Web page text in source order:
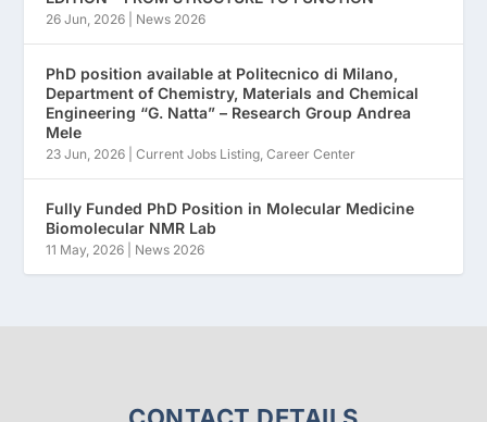
26 Jun, 2026 News 2026
PhD position available at Politecnico di Milano,
Department of Chemistry, Materials and Chemical
Engineering “G. Natta” – Research Group Andrea
Mele
23 Jun, 2026 |Current Jobs Listing,Career Center
Fully Funded PhD Position in Molecular Medicine
Biomolecular NMR Lab
11 May, 2026 News 2026